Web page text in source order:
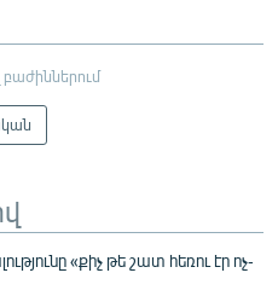
«քիչ թե շատ հեռու էր ոչ-